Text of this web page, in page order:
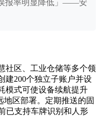
报率明显降低」——安
社区、工业仓储等多个领
建200个独立子账户并设
模式可使设备续航提升
地区部署。定期推送的固
已支持车牌识别和人形